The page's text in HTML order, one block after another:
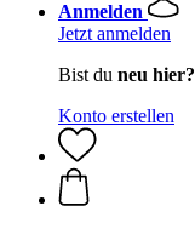
Anmelden
Jetzt anmelden
Bist du neu hier?
Konto erstellen